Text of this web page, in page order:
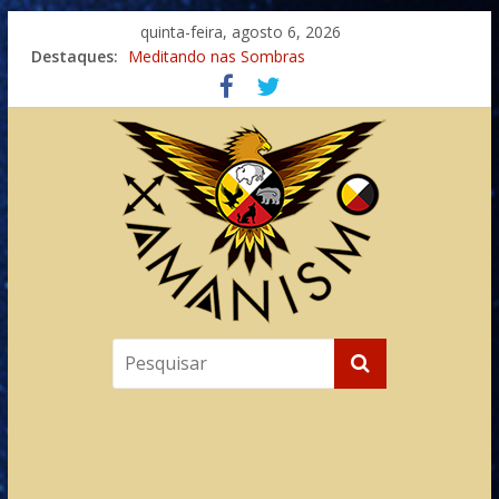
quinta-feira, agosto 6, 2026
Destaques:
Imaginação na Cura
Meditando nas Sombras
Autosuficiência: A Jornada do Espírito Ancestral
Xamanismo Universal
Totens – Caminho Espiritual – Crescimento